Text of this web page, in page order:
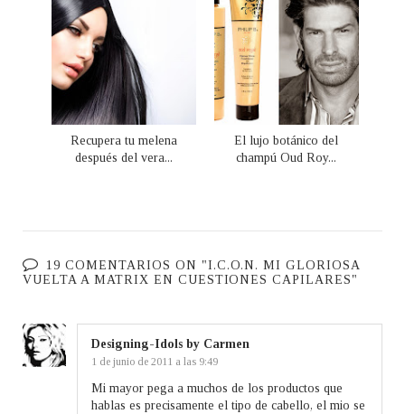
Recupera tu melena
después del vera...
El lujo botánico del
champú Oud Roy...
19 COMENTARIOS ON "I.C.O.N. MI GLORIOSA
VUELTA A MATRIX EN CUESTIONES CAPILARES"
Designing-Idols by Carmen
1 de junio de 2011 a las 9:49
Mi mayor pega a muchos de los productos que
hablas es precisamente el tipo de cabello, el mio se